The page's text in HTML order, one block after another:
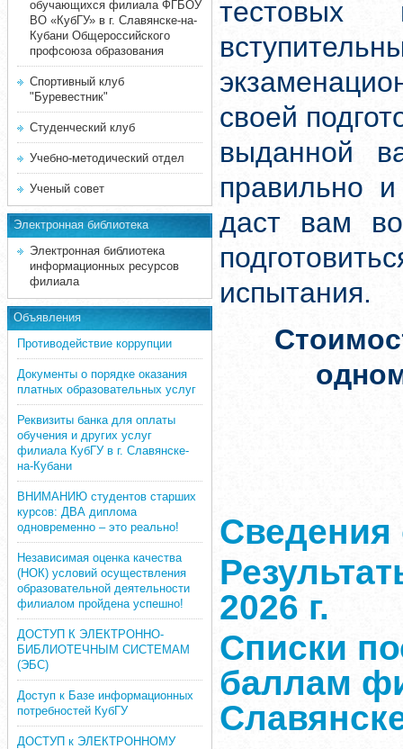
обучающихся филиала ФГБОУ
ВО «КубГУ» в г. Славянске-на-
Кубани Общероссийского
профсоюза образования
Спортивный клуб
"Буревестник"
Студенческий клуб
Учебно-методический отдел
Ученый совет
Электронная библиотека
Электронная библиотека
информационных ресурсов
филиала
Объявления
Противодействие коррупции
Документы о порядке оказания
платных образовательных услуг
Реквизиты банка для оплаты
обучения и других услуг
филиала КубГУ в г. Славянске-
на-Кубани
ВНИМАНИЮ студентов старших
курсов: ДВА диплома
одновременно – это реально!
Независимая оценка качества
(НОК) условий осуществления
образовательной деятельности
филиалом пройдена успешно!
ДОСТУП К ЭЛЕКТРОННО-
БИБЛИОТЕЧНЫМ СИСТЕМАМ
(ЭБС)
Доступ к Базе информационных
потребностей КубГУ
ДОСТУП к ЭЛЕКТРОННОМУ
тестовых
своей
выданной
правильно
даст вам
испытания.
Сведения
2026 г.
Списки
баллам